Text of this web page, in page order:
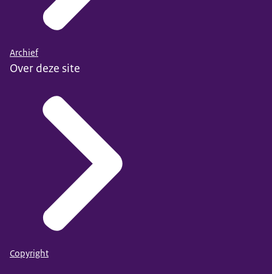
Archief
Over deze site
Copyright